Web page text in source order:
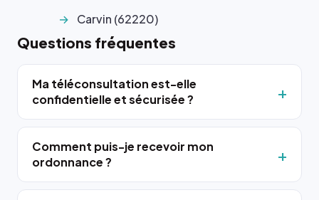
Carvin (62220)
Questions fréquentes
Ma téléconsultation est-elle
confidentielle et sécurisée ?
Comment puis-je recevoir mon
ordonnance ?